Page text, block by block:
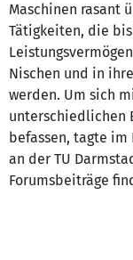
Maschinen rasant
Tätigkeiten, die
Nischen und in
werden. Um sich
unterschiedlichen
befassen, tagte im
an der TU
Forumsbeiträge